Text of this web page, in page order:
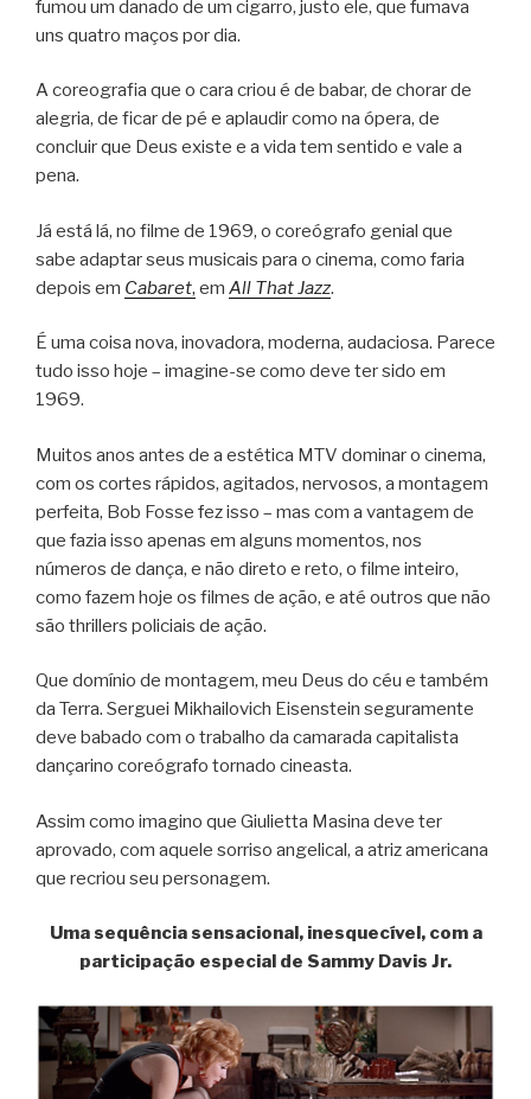
fumou um danado de um cigarro, justo ele, que fumava
uns quatro maços por dia.
A coreografia que o cara criou é de babar, de chorar de
alegria, de ficar de pé e aplaudir como na ópera, de
concluir que Deus existe e a vida tem sentido e vale a
pena.
Já está lá, no filme de 1969, o coreógrafo genial que
sabe adaptar seus musicais para o cinema, como faria
depois em Cabaret, em All That Jazz.
É uma coisa nova, inovadora, moderna, audaciosa. Parece
tudo isso hoje – imagine-se como deve ter sido em
1969.
Muitos anos antes de a estética MTV dominar o cinema,
com os cortes rápidos, agitados, nervosos, a montagem
perfeita, Bob Fosse fez isso – mas com a vantagem de
que fazia isso apenas em alguns momentos, nos
números de dança, e não direto e reto, o filme inteiro,
como fazem hoje os filmes de ação, e até outros que não
são thrillers policiais de ação.
Que domínio de montagem, meu Deus do céu e também
da Terra. Serguei Mikhailovich Eisenstein seguramente
deve babado com o trabalho da camarada capitalista
dançarino coreógrafo tornado cineasta.
Assim como imagino que Giulietta Masina deve ter
aprovado, com aquele sorriso angelical, a atriz americana
que recriou seu personagem.
Uma sequência sensacional, inesquecível, com a
participação especial de Sammy Davis Jr.